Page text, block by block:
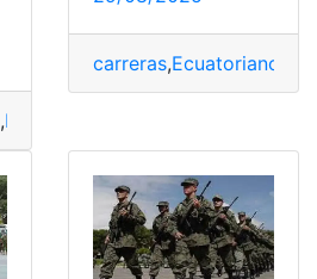
,Ejercito
carreras,Ecuatoriano